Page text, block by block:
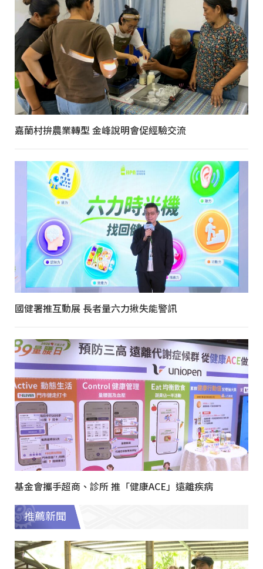
嘉蘭村拚農業轉型 金峰說明會促經驗交流
國健署推互動展 長者量六力揪失能警訊
基金會攜手超商、診所 推「健康ACE」遠離疾病
推薦新聞